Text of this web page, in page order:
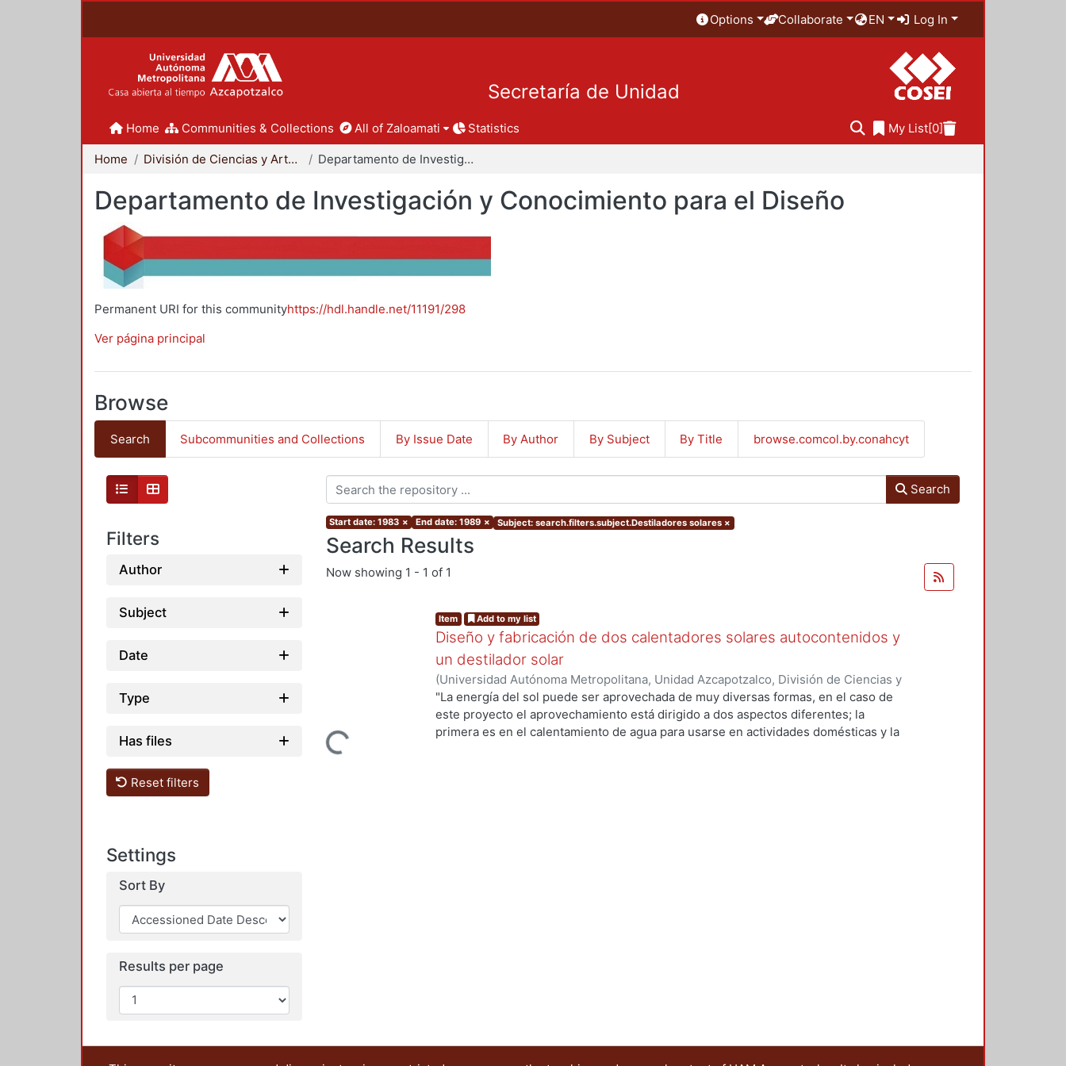
Options Collaborate EN Log In
Secretaría de Unidad
Home Communities & Collections All of Zaloamati Statistics My List[0]
Home División de Ciencias y Artes para el Diseño Departamento de Investigación y Conocimiento para el Diseño
Departamento de Investigación y Conocimiento para el Diseño
Permanent URI for this communityhttps://hdl.handle.net/11191/298
Ver página principal
Browse
Search Subcommunities and Collections By Issue Date By Author By Subject By Title browse.comcol.by.conahcyt
Filters
Author
Subject
Date
Type
Has files
Reset filters
Settings
Sort By
Results per page
Search
Start date: 1983 × End date: 1989 × Subject: search.filters.subject.Destiladores solares ×
Search Results
Now showing 1 - 1 of 1
Loading...
Item Add to my list
Diseño y fabricación de dos calentadores solares autocontenidos y
un destilador solar
(Universidad Autónoma Metropolitana, Unidad Azcapotzalco, División de Ciencias y
Artes para el Diseño, Departamento de Investigación y Conocimiento para el
Diseño,1988) Garcia Noriega Nieto, Francisco
"La energía del sol puede ser aprovechada de muy diversas formas, en el caso de
este proyecto el aprovechamiento está dirigido a dos aspectos diferentes; la
primera es en el calentamiento de agua para usarse en actividades domésticas y la